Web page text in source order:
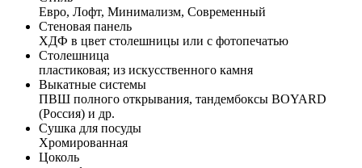
Евро, Лофт, Минимализм, Современный
Стеновая панель
ХДФ в цвет столешницы или с фотопечатью
Столешница
пластиковая; из искусственного камня
Выкатные системы
ПВШ полного открывания, тандембоксы BOYARD
(Россия) и др.
Сушка для посуды
Хромированная
Цоколь